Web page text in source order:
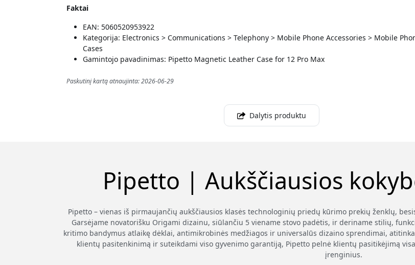
Faktai
EAN: 5060520953922
Kategorija: Electronics > Communications > Telephony > Mobile Phone Accessories > Mobile
Cases
Gamintojo pavadinimas: Pipetto Magnetic Leather Case for 12 Pro Max
Paskutinį kartą atnaujinta: 2026-06-29
Dalytis produktu
Pipetto | Aukščiausios
Pipetto – vienas iš pirmaujančių aukščiausios klasės technologinių priedų kūrimo prekių ženklų,
Garsėjame novatorišku Origami dizainu, siūlančiu 5 viename stovo padėtis, ir deriname stilių,
kritimo bandymus atlaikę dėklai, antimikrobinės medžiagos ir universalūs dizaino sprendimai,
klientų pasitenkinimą ir suteikdami viso gyvenimo garantiją, Pipetto pelnė klientų pasitikėjimą
įrenginius.